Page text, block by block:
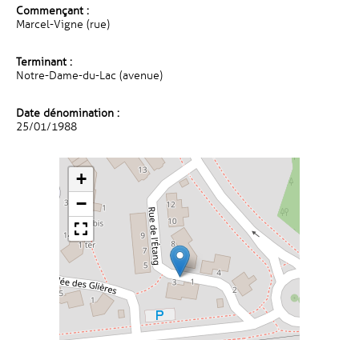
Commençant :
Marcel-Vigne (rue)
Terminant :
Notre-Dame-du-Lac (avenue)
Date dénomination :
25/01/1988
+
−